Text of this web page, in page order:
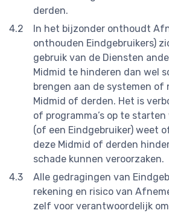
derden.
In het bijzonder onthoudt
onthouden Eindgebruikers)
gebruik van de Diensten
Midmid te hinderen dan wel
brengen aan de systemen of
Midmid of derden. Het is
of programma’s op te
(of een Eindgebruiker) weet
deze Midmid of derden
schade kunnen veroorzaken.
Alle gedragingen van
rekening en risico van
zelf voor verantwoordelijk